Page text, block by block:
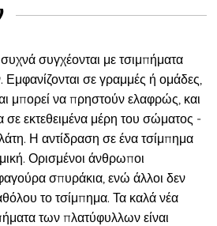
συγχέονται με τσιμπήματα
σεγραμμές ή ομάδες,
μπορεί να πρηστούν ελαφρώς, και
σε εκτεθειμένα μέρη του σώματος -
Η αντίδραση σε ένα τσίμπημα
Ορισμένοι άνθρωποι
σπυράκια, ενώ άλλοι δεν
το τσίμπημα. Τα καλά νέα
των πλατύφυλλων είναι